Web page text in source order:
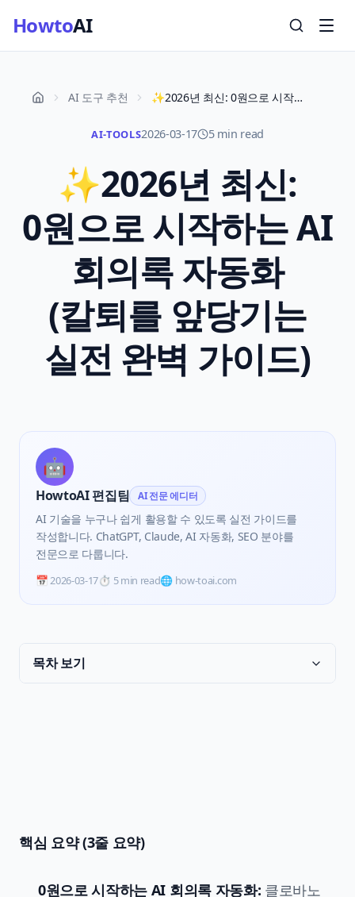
HowtoAI
AI 도구 추천 ✨2026년 최신: 0원으로 시작하는 AI 회의록 자동화 (칼퇴를 앞당기는 실전 완벽 가이드)
AI-TOOLS2026-03-17 5 min read
✨2026년 최신:
0원으로 시작하는 AI
회의록 자동화
(칼퇴를 앞당기는
실전 완벽 가이드)
🤖
HowtoAI 편집팀 AI 전문 에디터
AI 기술을 누구나 쉽게 활용할 수 있도록 실전 가이드를
작성합니다. ChatGPT, Claude, AI 자동화, SEO 분야를
전문으로 다룹니다.
📅2026-03-17⏱️ 5 min read🌐 how-toai.com
목차 보기
핵심 요약 (3줄 요약)
0원으로 시작하는 AI 회의록 자동화: 클로바노